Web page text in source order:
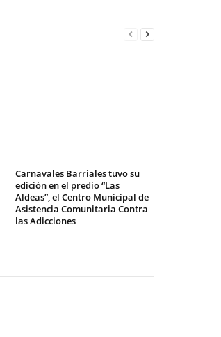
Carnavales Barriales tuvo su
edición en el predio “Las
Aldeas”, el Centro Municipal de
Asistencia Comunitaria Contra
las Adicciones